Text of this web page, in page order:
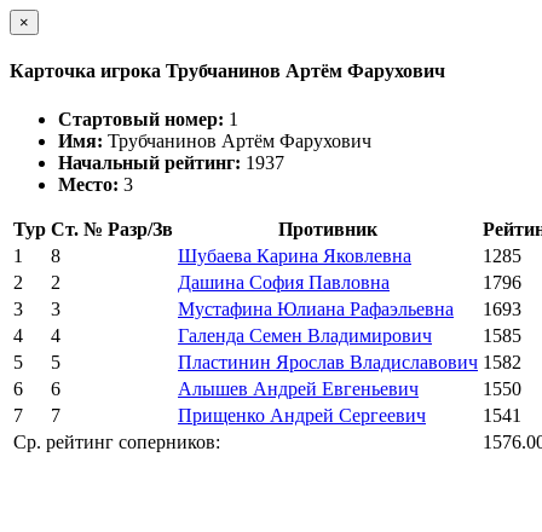
×
Карточка игрока Трубчанинов Артём Фарухович
Стартовый номер: 1
Имя: Трубчанинов Артём Фарухович
Начальный рейтинг: 1937
Место: 3
Тур Ст. № Разр/Зв Противник
1
8 Шубаева Карина Яковлевна
1285
2
2 Дашина София Павловна
1796
3
3 Мустафина Юлиана Рафаэльевна
1693
4
4 Галенда Семен Владимирович
1585
5
5 Пластинин Ярослав Владиславович 1582
6
6 Алышев Андрей Евгеньевич
1550
7
7 Прищенко Андрей Сергеевич
1541
Ср. рейтинг соперников: